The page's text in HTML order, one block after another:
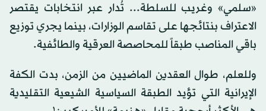
«سلمي» وغريب للسلطة... تُدار عبر انتخابات يقتصر
الاعتراف بنتائجها على تقاسم الوزارات، بينما يجري توزيع
باقي المناصب طبقاً للمحاصصة العرقية والطائفية.
وللعلم، طوال العقدين الماضيين من الزمن، بدت الكفة
الإيرانية التي تؤيد الطبقة السياسية الشيعية التقليدية